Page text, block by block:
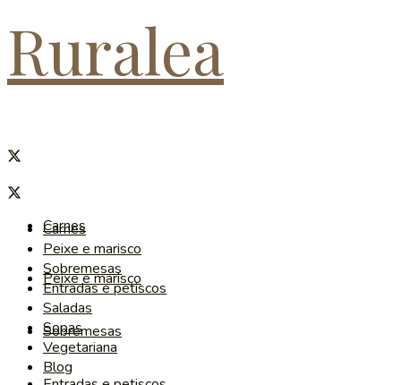
Ruralea
Carnes
Peixe e marisco
Sobremesas
Carnes
Peixe e marisco
Sobremesas
Entradas e petiscos
Saladas
Sopas
Vegetariana
Blog